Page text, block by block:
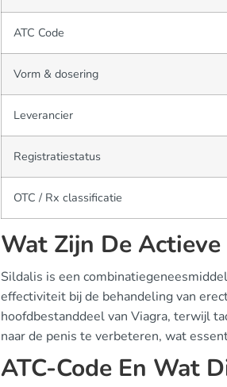
ATC Code
Vorm & dosering
Leverancier
Registratiestatus
OTC / Rx classificatie
Wat Zijn De
Sildalis is een
effectiviteit bij de behandeling van
hoofdbestanddeel van Viagra, terwijl
naar de penis te verbeteren, wat
ATC-Code En Wat